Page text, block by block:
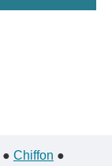
● Chiffon ●